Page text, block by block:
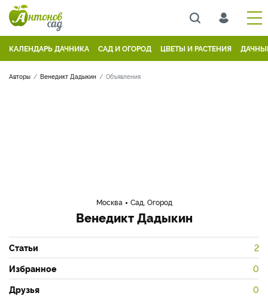
КАЛЕНДАРЬ ДАЧНИКА САД И ОГОРОД ЦВЕТЫ И РАСТЕНИЯ
Авторы Венедикт Дадыкин Объявления
Москва Сад, Огород
Венедикт Дадыкин
Статьи 2
Избранное 0
Друзья 0